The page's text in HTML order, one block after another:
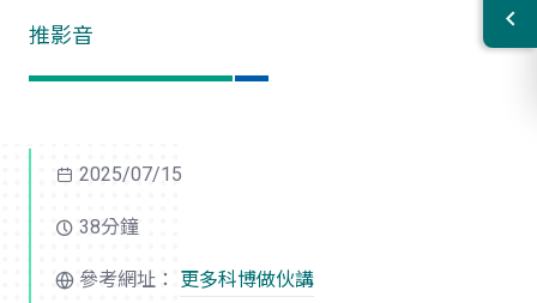
推影音
2025/07/15
38分鐘
參考網址： 更多科博做伙講